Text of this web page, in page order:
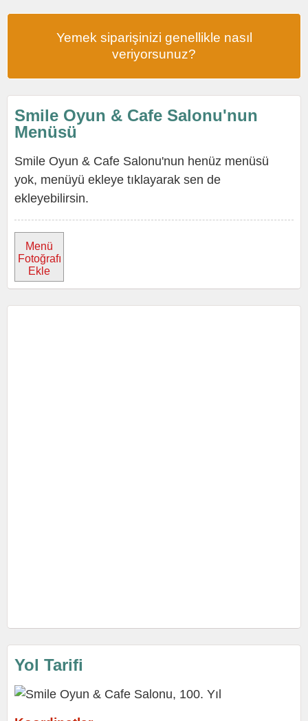
Yemek siparişinizi genellikle nasıl
veriyorsunuz?
Smile Oyun & Cafe Salonu'nun
Menüsü
Smile Oyun & Cafe Salonu'nun henüz menüsü
yok, menüyü ekleye tıklayarak sen de
ekleyebilirsin.
Menü
Fotoğrafı
Ekle
Yol Tarifi